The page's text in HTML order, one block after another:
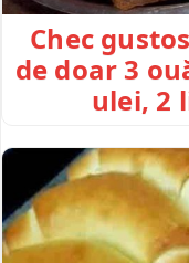
Chec
de doar 3
ulei, 2